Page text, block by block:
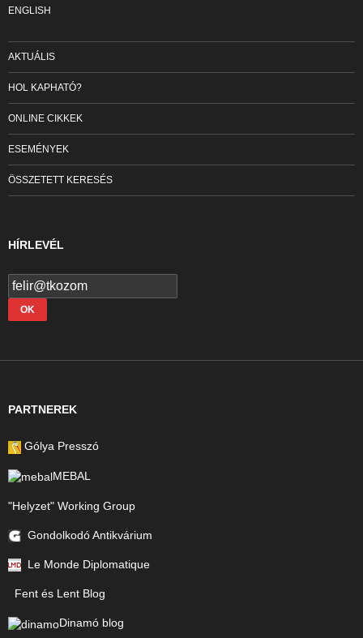
ENGLISH
AKTUÁLIS
HOL KAPHATÓ?
ONLINE CIKKEK
ESEMÉNYEK
ÖSSZETETT KERESÉS
HÍRLEVÉL
PARTNEREK
Gólya Presszó
MEBAL
"Helyzet" Working Group
Gondolkodó Antikvárium
Le Monde Diplomatique
Fent és Lent Blog
Dinamó blog